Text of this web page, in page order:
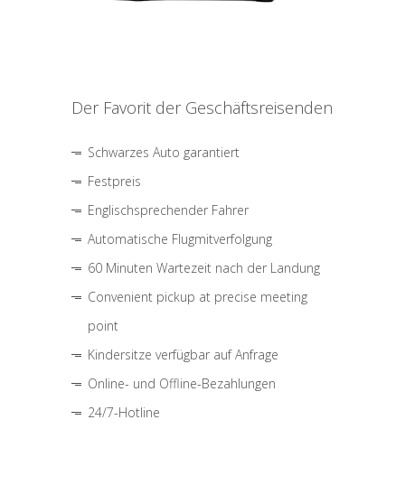
Der Favorit der Geschäftsreisenden
Schwarzes Auto garantiert
Festpreis
Englischsprechender Fahrer
Automatische Flugmitverfolgung
60 Minuten Wartezeit nach der Landung
Convenient pickup at precise meeting
point
Kindersitze verfügbar auf Anfrage
Online- und Offline-Bezahlungen
24/7-Hotline